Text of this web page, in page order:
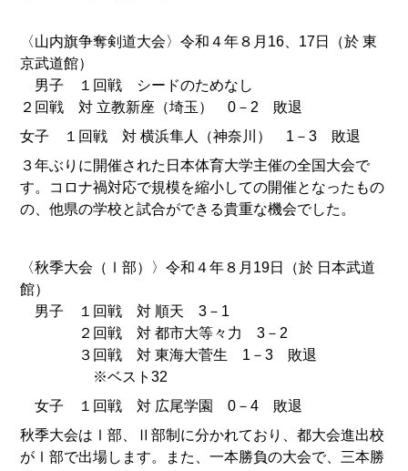
〈山内旗争奪剣道大会〉令和４年８月16、17日（於 東
京武道館）
男子 １回戦 シードのためなし
２回戦 対 立教新座（埼玉） 0－2 敗退
女子 １回戦 対 横浜隼人（神奈川） 1－3 敗退
３年ぶりに開催された日本体育大学主催の全国大会で
す。コロナ禍対応で規模を縮小しての開催となったもの
の、他県の学校と試合ができる貴重な機会でした。
〈秋季大会（Ⅰ部）〉令和４年８月19日（於 日本武道
館）
男子 １回戦 対 順天 3－1
２回戦 対 都市大等々力 3－2
３回戦 対 東海大菅生 1－3 敗退
※ベスト32
女子 １回戦 対 広尾学園 0－4 敗退
秋季大会はⅠ部、Ⅱ部制に分かれており、都大会進出校
がⅠ部で出場します。また、一本勝負の大会で、三本勝